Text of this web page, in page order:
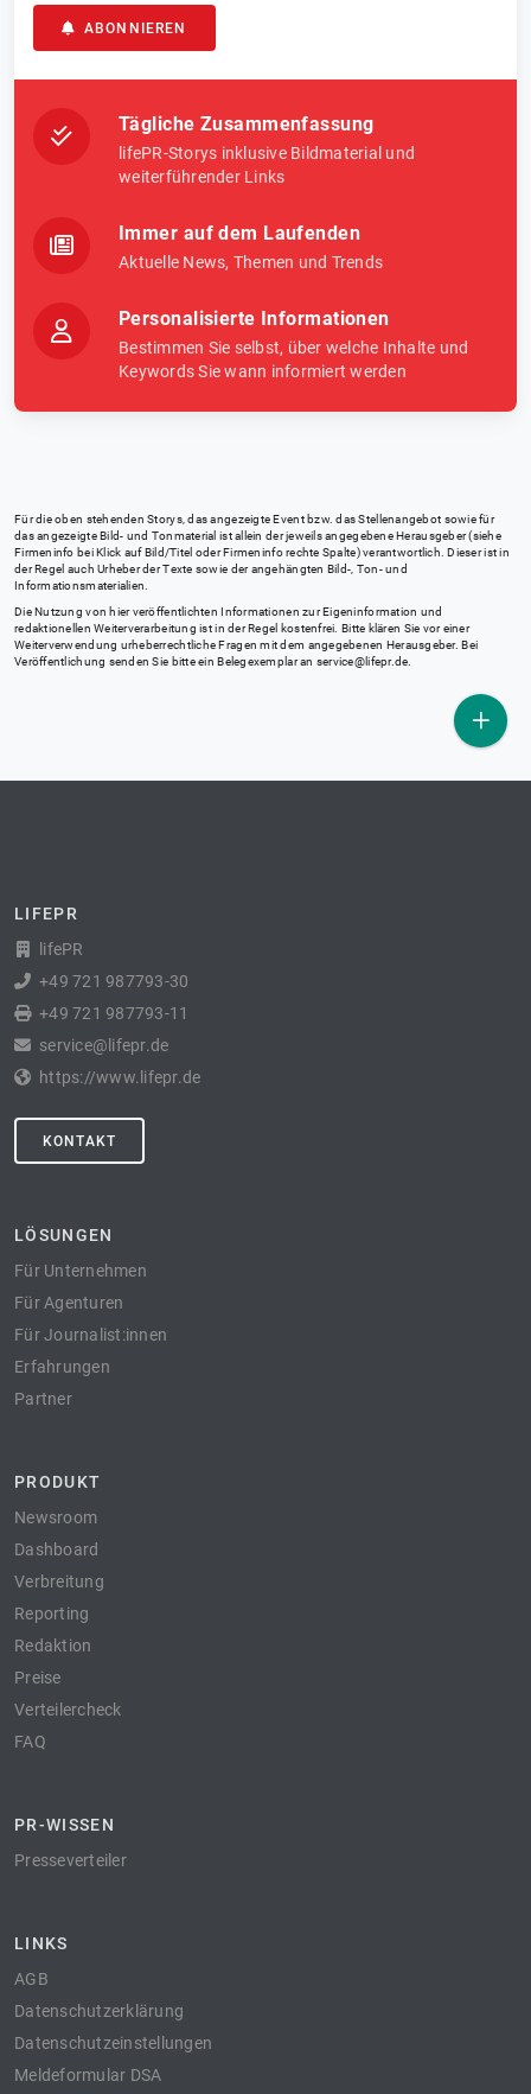
ABONNIEREN
Tägliche Zusammenfassung
lifePR-Storys inklusive Bildmaterial und
weiterführender Links
Immer auf dem Laufenden
Aktuelle News, Themen und Trends
Personalisierte Informationen
Bestimmen Sie selbst, über welche Inhalte und
Keywords Sie wann informiert werden
Für die oben stehenden Storys, das angezeigte Event bzw. das Stellenangebot sowie für
das angezeigte Bild- und Tonmaterial ist allein der jeweils angegebene Herausgeber (siehe
Firmeninfo bei Klick auf Bild/Titel oder Firmeninfo rechte Spalte) verantwortlich. Dieser ist in
der Regel auch Urheber der Texte sowie der angehängten Bild-, Ton- und
Informationsmaterialien.
Die Nutzung von hier veröffentlichten Informationen zur Eigeninformation und
redaktionellen Weiterverarbeitung ist in der Regel kostenfrei. Bitte klären Sie vor einer
Weiterverwendung urheberrechtliche Fragen mit dem angegebenen Herausgeber. Bei
Veröffentlichung senden Sie bitte ein Belegexemplar an service@lifepr.de
LIFEPR
lifePR
+49 721 987793-30
+49 721 987793-11
service@lifepr.de
https://www.lifepr.de
KONTAKT
LÖSUNGEN
Für Unternehmen
Für Agenturen
Für Journalist:innen
Erfahrungen
Partner
PRODUKT
Newsroom
Dashboard
Verbreitung
Reporting
Redaktion
Preise
Verteilercheck
FAQ
PR-WISSEN
Presseverteiler
LINKS
AGB
Datenschutzerklärung
Datenschutzeinstellungen
Meldeformular DSA